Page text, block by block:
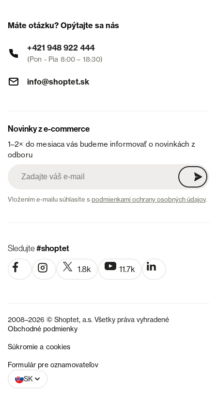
Máte otázku? Opýtajte sa nás
+421 948 922 444
(Pon - Pia 8:00 – 18:30)
info@shoptet.sk
Novinky z e-commerce
1–2× do mesiaca vás budeme informovať o novinkách z
odboru
Vložením e-mailu súhlasíte spodmienkami ochrany osobných údajov.
Sledujte#shoptet
1.8k 11.7k
2008–2026 © Shoptet, a.s. Všetky práva vyhradené
Obchodné podmienky
Súkromie a cookies
Formulár pre oznamovateľov
SK